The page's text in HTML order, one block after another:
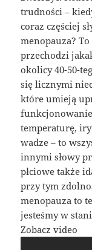
trudności –
coraz częściej
menopauza?
przechodzi
okolicy 40-50-
się licznymi
które umieją
temperaturę,
wadze – to
innymi słowy
płciowe także
przy tym
menopauza to
jesteśmy w
Zobacz video